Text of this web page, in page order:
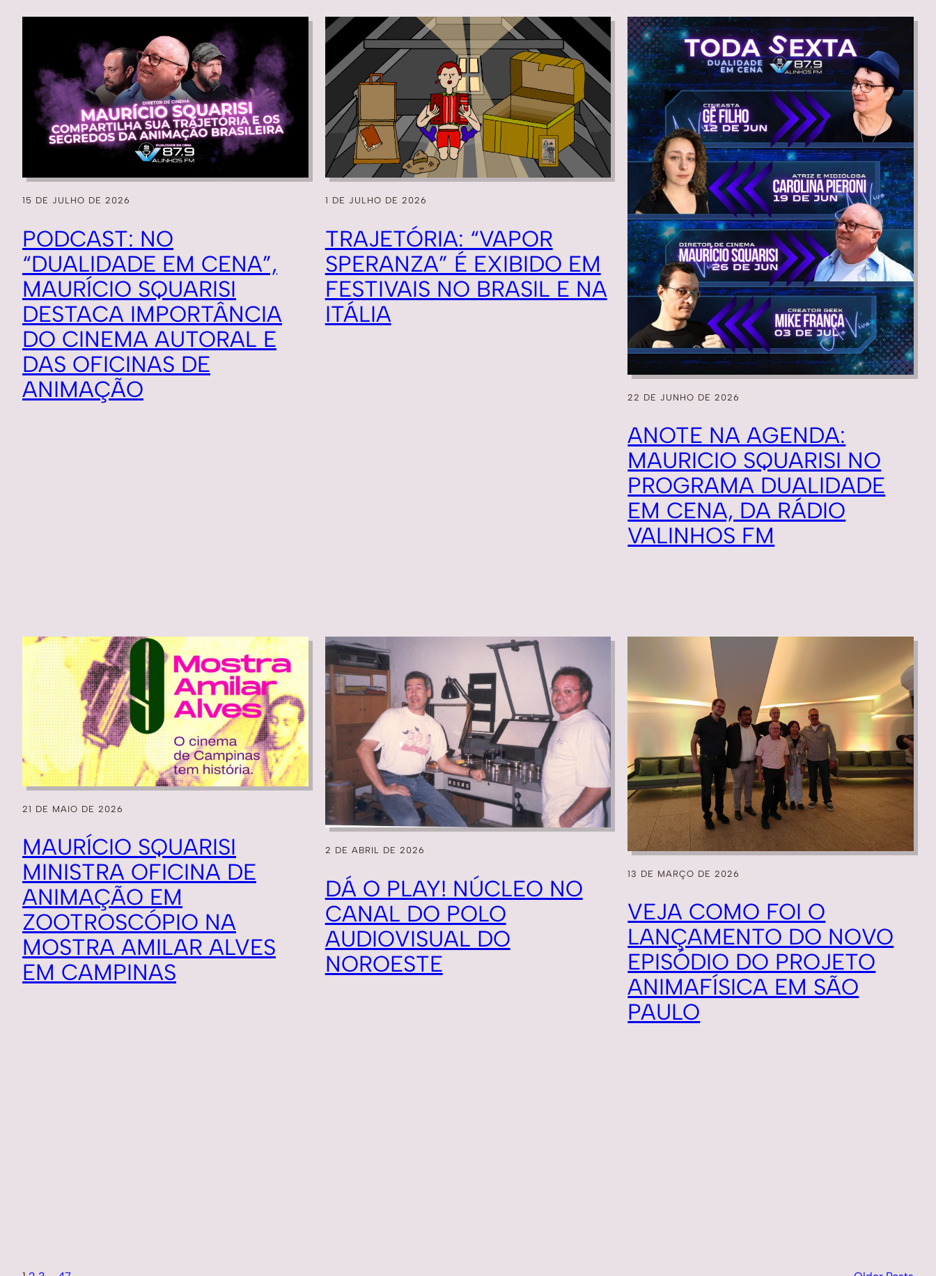
15 DE JULHO DE 2026
PODCAST: NO
“DUALIDADE EM CENA”,
MAURÍCIO SQUARISI
DESTACA IMPORTÂNCIA
DO CINEMA AUTORAL E
DAS OFICINAS DE
ANIMAÇÃO
1 DE JULHO DE 2026
TRAJETÓRIA: “VAPOR
SPERANZA” É EXIBIDO EM
FESTIVAIS NO BRASIL E NA
ITÁLIA
22 DE JUNHO DE 2026
ANOTE NA AGENDA:
MAURICIO SQUARISI NO
PROGRAMA DUALIDADE
EM CENA, DA RÁDIO
VALINHOS FM
21 DE MAIO DE 2026
MAURÍCIO SQUARISI
MINISTRA OFICINA DE
ANIMAÇÃO EM
ZOOTROSCÓPIO NA
MOSTRA AMILAR ALVES
EM CAMPINAS
2 DE ABRIL DE 2026
DÁ O PLAY! NÚCLEO NO
CANAL DO POLO
AUDIOVISUAL DO
NOROESTE
13 DE MARÇO DE 2026
VEJA COMO FOI O
LANÇAMENTO DO NOVO
EPISÓDIO DO PROJETO
ANIMAFÍSICA EM SÃO
PAULO